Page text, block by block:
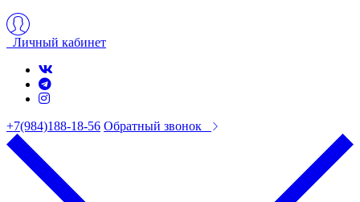
Личный кабинет
+7(984)188-18-56 Обратный звонок